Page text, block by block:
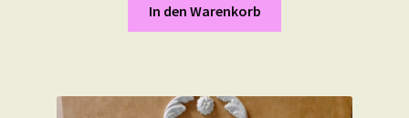
In den Warenkorb